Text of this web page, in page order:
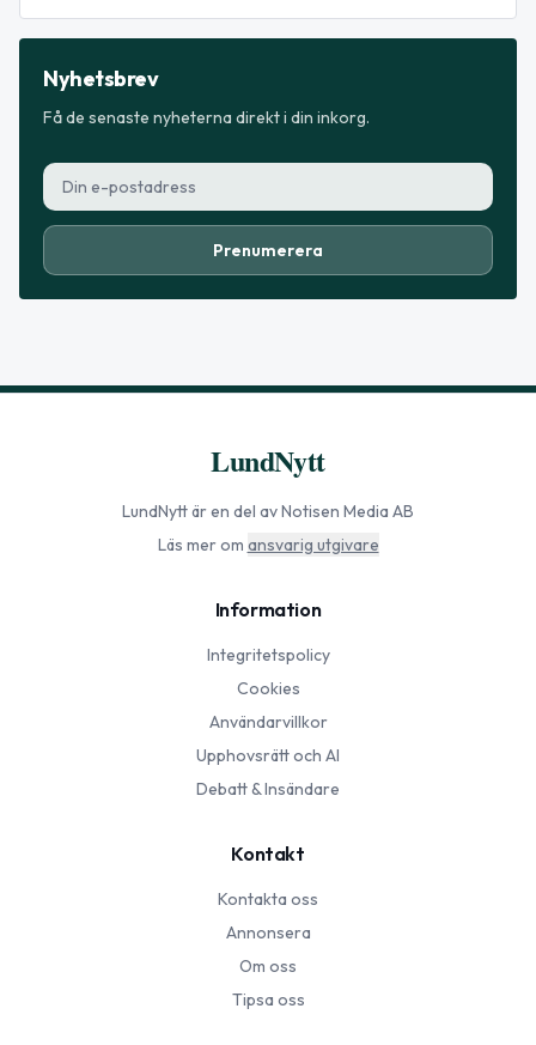
Nyhetsbrev
Få de senaste nyheterna direkt i din inkorg.
Prenumerera
LundNytt
LundNyttär en del av Notisen Media AB
Läs mer om ansvarig utgivare
Information
Integritetspolicy
Cookies
Användarvillkor
Upphovsrätt och AI
Debatt & Insändare
Kontakt
Kontakta oss
Annonsera
Om oss
Tipsa oss